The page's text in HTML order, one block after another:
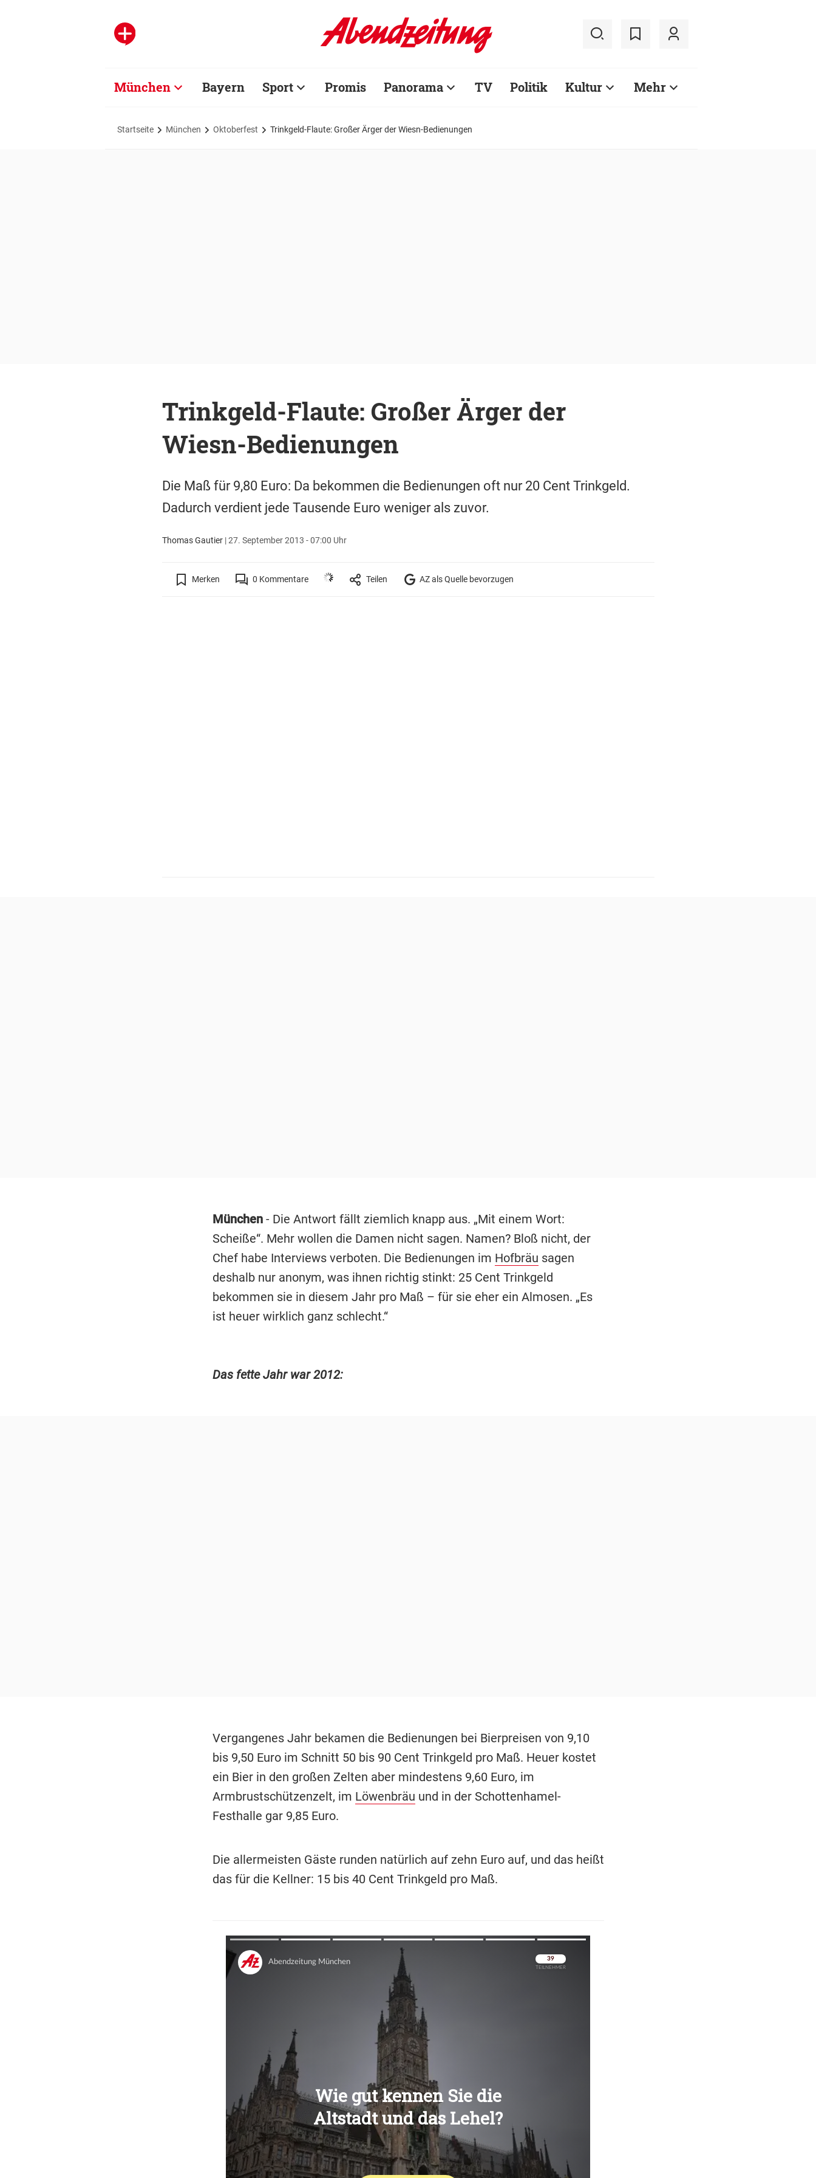
München Bayern Sport Promis Panorama TV Politik Kultur Mehr
Startseite München Oktoberfest Trinkgeld-Flaute: Großer Ärger der Wiesn-Bedienungen
Trinkgeld-Flaute: Großer Ärger der
Wiesn-Bedienungen
Die Maß für 9,80 Euro: Da bekommen die Bedienungen oft nur 20 Cent Trinkgeld.
Dadurch verdient jede Tausende Euro weniger als zuvor.
Thomas Gautier|27. September 2013 - 07:00 Uhr
Merken 0 Kommentare Teilen AZ als Quelle bevorzugen
München- Die Antwort fällt ziemlich knapp aus. „Mit einem Wort:
Scheiße“. Mehr wollen die Damen nicht sagen. Namen? Bloß nicht, der
Chef habe Interviews verboten. Die Bedienungen im Hofbräu sagen
deshalb nur anonym, was ihnen richtig stinkt: 25 Cent Trinkgeld
bekommen sie in diesem Jahr pro Maß – für sie eher ein Almosen. „Es
ist heuer wirklich ganz schlecht.“
Das fette Jahr war 2012:
Vergangenes Jahr bekamen die Bedienungen bei Bierpreisen von 9,10
bis 9,50 Euro im Schnitt 50 bis 90 Cent Trinkgeld pro Maß. Heuer kostet
ein Bier in den großen Zelten aber mindestens 9,60 Euro, im
Armbrustschützenzelt, im Löwenbräu und in der Schottenhamel-
Festhalle gar 9,85 Euro.
Die allermeisten Gäste runden natürlich auf zehn Euro auf, und das heißt
das für die Kellner: 15 bis 40 Cent Trinkgeld pro Maß.
Überspringen